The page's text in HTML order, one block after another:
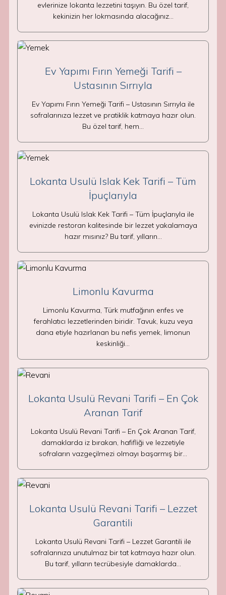
evlerinize lokanta lezzetini taşıyın. Bu özel tarif,
kekinizin her lokmasında alacağınız…
Ev Yapımı Fırın Yemeği Tarifi –
Ustasının Sırrıyla
Ev Yapımı Fırın Yemeği Tarifi – Ustasının Sırrıyla ile
sofralarınıza lezzet ve pratiklik katmaya hazır olun.
Bu özel tarif, hem…
Lokanta Usulü Islak Kek Tarifi – Tüm
İpuçlarıyla
Lokanta Usulü Islak Kek Tarifi – Tüm İpuçlarıyla ile
evinizde restoran kalitesinde bir lezzet yakalamaya
hazır mısınız? Bu tarif, yılların…
Limonlu Kavurma
Limonlu Kavurma, Türk mutfağının enfes ve
ferahlatıcı lezzetlerinden biridir. Tavuk, kuzu veya
dana etiyle hazırlanan bu nefis yemek, limonun
keskinliği…
Lokanta Usulü Revani Tarifi – En Çok
Aranan Tarif
Lokanta Usulü Revani Tarifi – En Çok Aranan Tarif,
damaklarda iz bırakan, hafifliği ve lezzetiyle
sofraların vazgeçilmezi olmayı başarmış bir…
Lokanta Usulü Revani Tarifi – Lezzet
Garantili
Lokanta Usulü Revani Tarifi – Lezzet Garantili ile
sofralarınıza unutulmaz bir tat katmaya hazır olun.
Bu tarif, yılların tecrübesiyle damaklarda…